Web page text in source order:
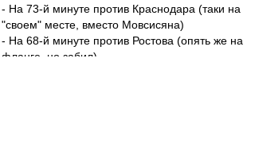
- На 73-й минуте против Краснодара (таки на
"своем" месте, вместо Мовсисяна)
- На 68-й минуте против Ростова (опять же на
фланге, но забил).